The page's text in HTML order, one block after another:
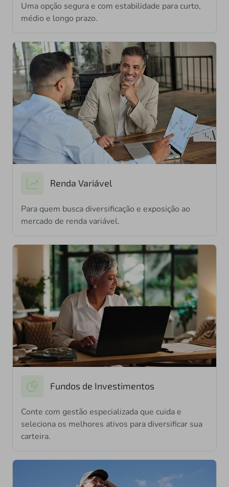
Uma opção segura e com estabilidade para curto,
médio e longo prazo.
Renda Variável
Para quem busca diversificação e exposição ao
mercado de renda variável.
Fundos de Investimentos
Conte com gestão especializada que cuida e
seleciona os melhores ativos para diversificar sua
carteira.